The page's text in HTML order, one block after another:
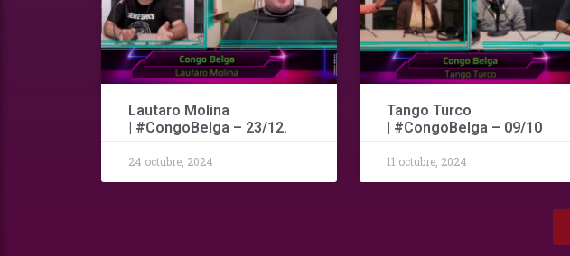
Lautaro Molina
| #CongoBelga – 23/12.
24 octubre, 2024
Tango Turco
| #CongoBelga – 09/10
11 octubre, 2024